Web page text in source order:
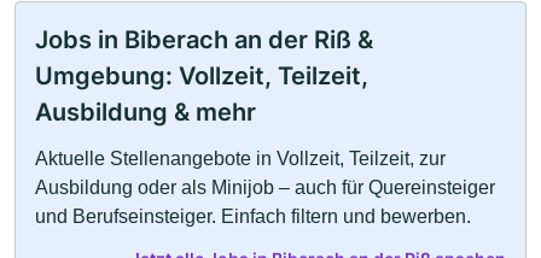
Jobs in Biberach an der Riß &
Umgebung: Vollzeit, Teilzeit,
Ausbildung & mehr
Aktuelle Stellenangebote in Vollzeit, Teilzeit, zur
Ausbildung oder als Minijob – auch für Quereinsteiger
und Berufseinsteiger. Einfach filtern und bewerben.